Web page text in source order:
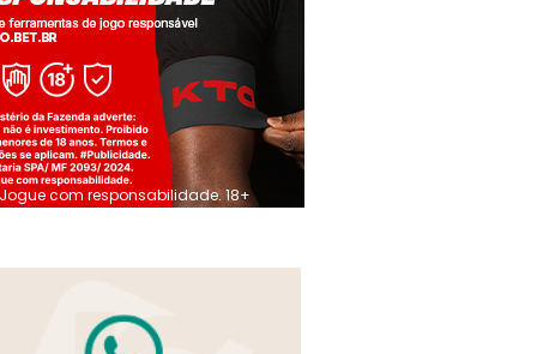
Jogue com responsabilidade. 18+